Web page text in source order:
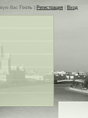
Вас Гость Регистрация Вход